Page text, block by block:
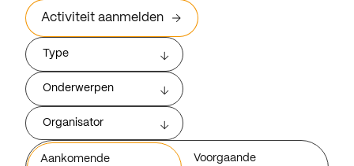
Activiteit aanmelden
Type
Onderwerpen
Organisator
Aankomende
Voorgaande